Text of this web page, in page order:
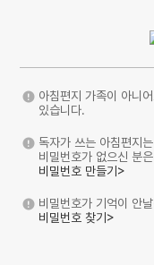
아침편지 가족이 아니
있습니다.
독자가 쓰는 아침편지
비밀번호가 없으신 분
비밀번호 만들기>
비밀번호가 기억이 안
비밀번호 찾기>